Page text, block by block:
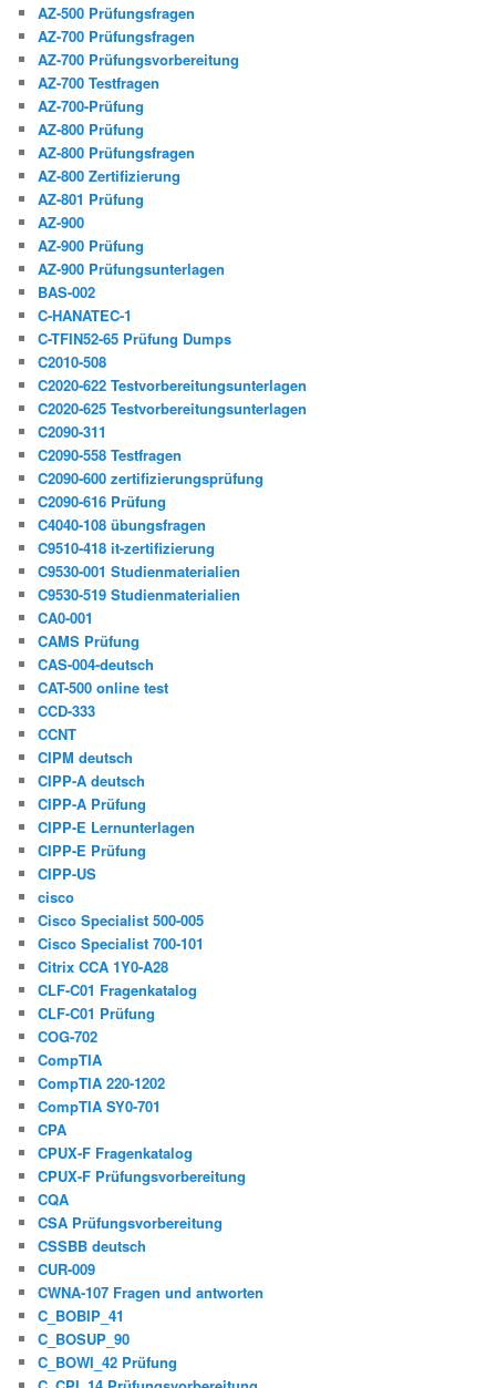
AZ-500 Prüfungsfragen
AZ-700 Prüfungsfragen
AZ-700 Prüfungsvorbereitung
AZ-700 Testfragen
AZ-700-Prüfung
AZ-800 Prüfung
AZ-800 Prüfungsfragen
AZ-800 Zertifizierung
AZ-801 Prüfung
AZ-900
AZ-900 Prüfung
AZ-900 Prüfungsunterlagen
BAS-002
C-HANATEC-1
C-TFIN52-65 Prüfung Dumps
C2010-508
C2020-622 Testvorbereitungsunterlagen
C2020-625 Testvorbereitungsunterlagen
C2090-311
C2090-558 Testfragen
C2090-600 zertifizierungsprüfung
C2090-616 Prüfung
C4040-108 übungsfragen
C9510-418 it-zertifizierung
C9530-001 Studienmaterialien
C9530-519 Studienmaterialien
CA0-001
CAMS Prüfung
CAS-004-deutsch
CAT-500 online test
CCD-333
CCNT
CIPM deutsch
CIPP-A deutsch
CIPP-A Prüfung
CIPP-E Lernunterlagen
CIPP-E Prüfung
CIPP-US
cisco
Cisco Specialist 500-005
Cisco Specialist 700-101
Citrix CCA 1Y0-A28
CLF-C01 Fragenkatalog
CLF-C01 Prüfung
COG-702
CompTIA
CompTIA 220-1202
CompTIA SY0-701
CPA
CPUX-F Fragenkatalog
CPUX-F Prüfungsvorbereitung
CQA
CSA Prüfungsvorbereitung
CSSBB deutsch
CUR-009
CWNA-107 Fragen und antworten
C_BOBIP_41
C_BOSUP_90
C_BOWI_42 Prüfung